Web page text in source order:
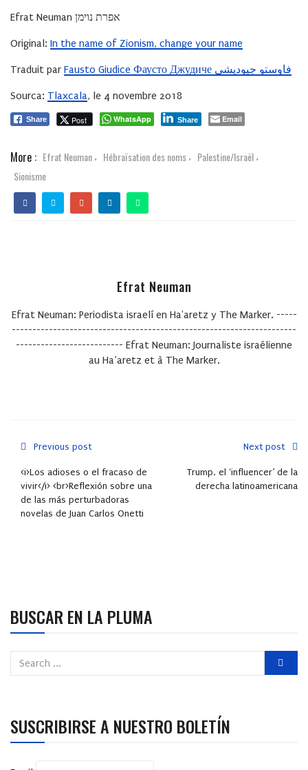
Efrat Neuman אפרת נוימן
Original: In the name of Zionism, change your name
Traduit par Fausto Giudice Фаусто Джудиче فاوستو جيوديشي
Sourca: Tlaxcala, le 4 novembre 2018
Share Post WhatsApp Share Email
More : Efrat Neuman , Hébraïsation des noms , Palestine/Israël ,
Sionisme
Efrat Neuman
Efrat Neuman: Periodista israelí en Ha'aretz y The Marker. -----
---------------------------------------------------------------------
-------------------------- Efrat Neuman: Journaliste israélienne
au Ha’aretz et à The Marker.
Previous post
<i>Los adioses o el fracaso de
vivir</i> <br>Reflexión sobre una
de las más perturbadoras
novelas de Juan Carlos Onetti
Next post
Trump, el ‘influencer’ de la
derecha latinoamericana
BUSCAR EN LA PLUMA
SUSCRIBIRSE A NUESTRO BOLETÍN